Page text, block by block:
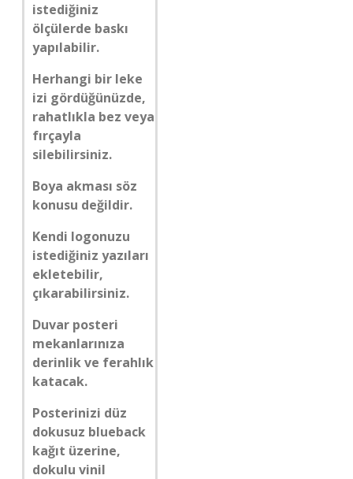
istediğiniz
ölçülerde baskı
yapılabilir.
Herhangi bir leke
izi gördüğünüzde,
rahatlıkla bez veya
fırçayla
silebilirsiniz.
Boya akması söz
konusu değildir.
Kendi logonuzu
istediğiniz yazıları
ekletebilir,
çıkarabilirsiniz.
Duvar posteri
mekanlarınıza
derinlik ve ferahlık
katacak.
Posterinizi düz
dokusuz blueback
kağıt üzerine,
dokulu vinil